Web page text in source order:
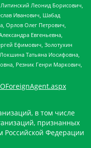
Леонид Борисович,
Иванович, Шабад
Орлов Олег Петрович,
Евгеньевна,
Ефимович, Золотухин
Татьяна Иосифовна,
Резник Генри Маркович,
в том числе
признанных
Российской Федерации